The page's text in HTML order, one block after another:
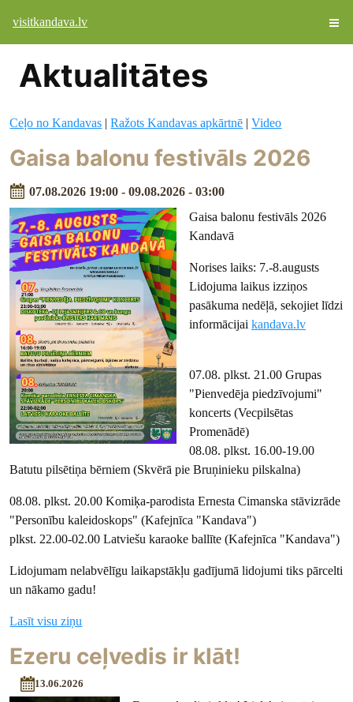
visitkandava.lv
Aktualitātes
Ceļo no Kandavas |Ražots Kandavas apkārtnē |Video
Gaisa balonu festivāls 2026
07.08.2026 19:00 - 09.08.2026 - 03:00
Gaisa balonu festivāls 2026
Kandavā
Norises laiks: 7.-8.augusts
Lidojuma laikus izziņos
pasākuma nedēļā, sekojiet līdzi
informācijai kandava.lv
07.08. plkst. 21.00 Grupas
"Pienvedēja piedzīvojumi"
koncerts (Vecpilsētas
Promenādē)
08.08. plkst. 16.00-19.00
Batutu pilsētiņa bērniem (Skvērā pie Bruņinieku pilskalna)
08.08. plkst. 20.00 Komiķa-parodista Ernesta Cimanska stāvizrāde
"Personību kaleidoskops" (Kafejnīca "Kandava")
plkst. 22.00-02.00 Latviešu karaoke ballīte (Kafejnīca "Kandava")
Lidojumam nelabvēlīgu laikapstākļu gadījumā lidojumi tiks pārcelti
un nākamo gadu!
Lasīt visu ziņu
Ezeru ceļvedis ir klāt!
13.06.2026